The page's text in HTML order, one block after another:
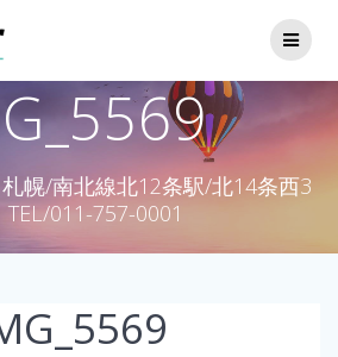
幌/南北線北12条駅/北14条西3
TEL/011-757-0001